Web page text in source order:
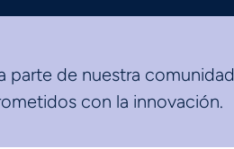
parte de nuestra
con la innovación.